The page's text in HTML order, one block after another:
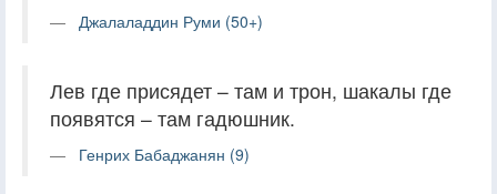
Джалаладдин Руми (50+)
Лев где присядет – там и трон, шакалы где
появятся – там гадюшник.
Генрих Бабаджанян (9)